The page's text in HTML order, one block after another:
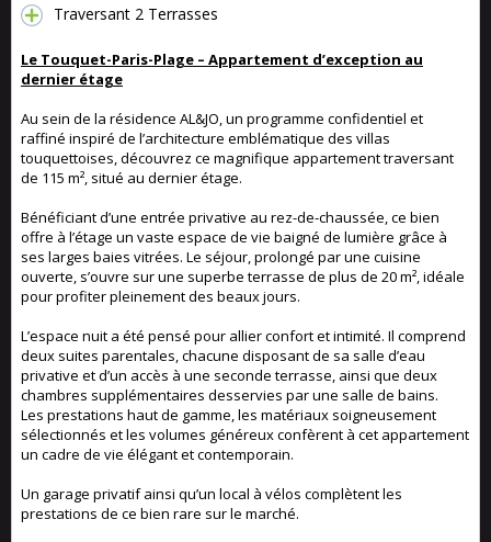
Traversant 2 Terrasses
Le Touquet-Paris-Plage – Appartement d’exception au
dernier étage
Au sein de la résidence AL&JO, un programme confidentiel et
raffiné inspiré de l’architecture emblématique des villas
touquettoises, découvrez ce magnifique appartement traversant
de 115 m², situé au dernier étage.
Bénéficiant d’une entrée privative au rez-de-chaussée, ce bien
offre à l’étage un vaste espace de vie baigné de lumière grâce à
ses larges baies vitrées. Le séjour, prolongé par une cuisine
ouverte, s’ouvre sur une superbe terrasse de plus de 20 m², idéale
pour profiter pleinement des beaux jours.
L’espace nuit a été pensé pour allier confort et intimité. Il comprend
deux suites parentales, chacune disposant de sa salle d’eau
privative et d’un accès à une seconde terrasse, ainsi que deux
chambres supplémentaires desservies par une salle de bains.
Les prestations haut de gamme, les matériaux soigneusement
sélectionnés et les volumes généreux confèrent à cet appartement
un cadre de vie élégant et contemporain.
Un garage privatif ainsi qu’un local à vélos complètent les
prestations de ce bien rare sur le marché.